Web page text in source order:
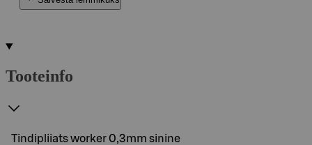
Tooteinfo
Tindipliiats worker 0,3mm sinine